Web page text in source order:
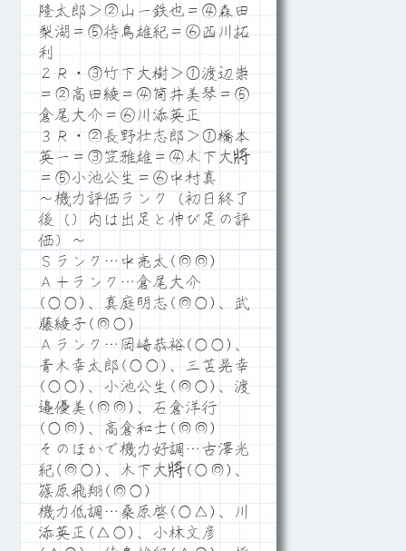
隆太郎＞②山一鉄也＝④森田
梨湖＝⑤待鳥雄紀＝⑥西川拓
利
２Ｒ・③竹下大樹＞①渡辺崇
＝②高田綾＝④筒井美琴＝⑤
倉尾大介＝⑥川添英正
３Ｒ・②長野壮志郎＞①橋本
英一＝③笠雅雄＝④木下大將
＝⑤小池公生＝⑥中村真
～機力評価ランク（初日終了
後（）内は出足と伸び足の評
価）～
Ｓランク…中亮太(◎◎)
Ａ＋ランク…倉尾大介
(○○)、真庭明志(◎○)、武
藤綾子(◎○)
Ａランク…岡崎恭裕(○○)、
青木幸太郎(○○)、三苫晃幸
(○○)、小池公生(◎○)、渡
邉優美(◎◎)、石倉洋行
(○◎)、高倉和士(◎◎)
そのほかで機力好調…古澤光
紀(◎○)、木下大將(○◎)、
篠原飛翔(◎○)
機力低調…桑原啓(○△)、川
添英正(△○)、小林文彦